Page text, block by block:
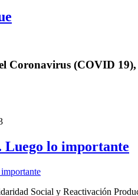
Coronavirus (COVID
lo importante
Social y Reactivación